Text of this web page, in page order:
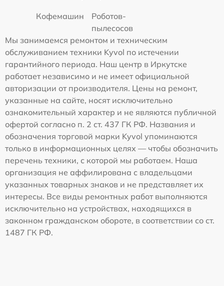
Кофемашин
Роботов-
пылесосов
Мы занимаемся ремонтом и техническим
обслуживанием техники Kyvol по истечении
гарантийного периода. Наш центр в Иркутске
работает независимо и не имеет официальной
авторизации от производителя. Цены на ремонт,
указанные на сайте, носят исключительно
ознакомительный характер и не являются публичной
офертой согласно п. 2 ст. 437 ГК РФ. Названия и
обозначения торговой марки Kyvol упоминаются
только в информационных целях — чтобы обозначить
перечень техники, с которой мы работаем. Наша
организация не аффилирована с владельцами
указанных товарных знаков и не представляет их
интересы. Все виды ремонтных работ выполняются
исключительно на устройствах, находящихся в
законном гражданском обороте, в соответствии со ст.
1487 ГК РФ.